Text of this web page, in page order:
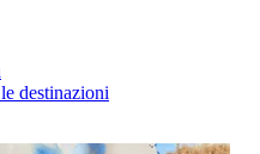
destinazioni